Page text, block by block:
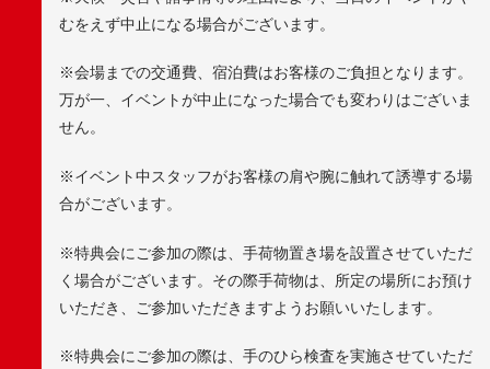
むをえず中止になる場合がございます。
※会場までの交通費、宿泊費はお客様のご負担となります。
万が一、イベントが中止になった場合でも変わりはございま
せん。
※イベント中スタッフがお客様の肩や腕に触れて誘導する場
合がございます。
※特典会にご参加の際は、手荷物置き場を設置させていただ
く場合がございます。その際手荷物は、所定の場所にお預け
いただき、ご参加いただきますようお願いいたします。
※特典会にご参加の際は、手のひら検査を実施させていただ